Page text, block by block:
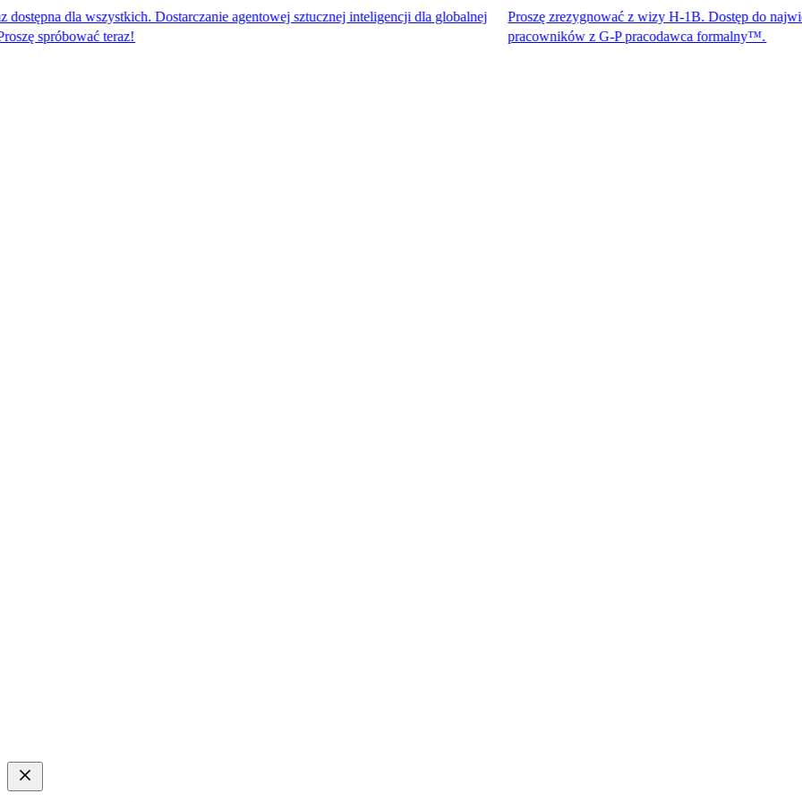
wszystkich. Dostarczanie agentowej sztucznej inteligencji dla globalnej
teraz!​​
Proszę zrezygnować z wizy H-1B. Dostęp do największych
pracowników z G-P pracodawca formalny™.​​